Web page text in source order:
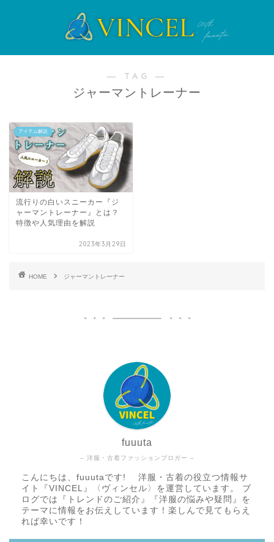
― TAG ―
ジャーマントレーナー
アイテム解説
流行りの白いスニーカー『ジ
ャーマントレーナー』とは？
特徴や人気理由を解説
2023年3月29日
HOME ジャーマントレーナー
– 洋服・古着ファッションブロガー –
fuuuta
こんにちは、fuuutaです! 洋服・古着の役立つ情報サ
イト『VINCEL』〈ヴィンセル〉を運営しています。 ブ
ログでは『トレンドのご紹介』『洋服の悩みや疑問』を
テーマに情報をお伝えしています！楽しんで見てもらえ
れば幸いです！